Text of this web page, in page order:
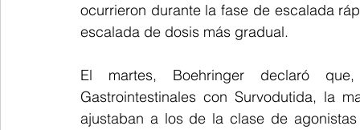
ocurrieron durante la fase de escalada
escalada de dosis más gradual.
El martes, Boehringer declaró
Gastrointestinales con Survodutida, la
ajustaban a los de la clase de